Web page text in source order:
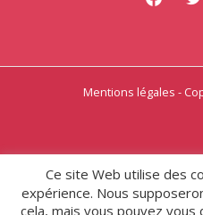
Mentions légales -
Ce site Web utilise des
expérience. Nous
cela, mais vous pouvez